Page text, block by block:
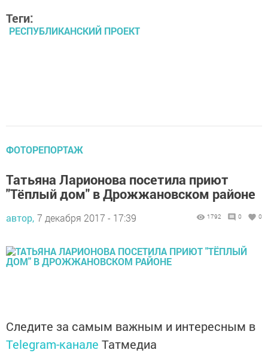
Теги:
РЕСПУБЛИКАНСКИЙ ПРОЕКТ
ФОТОРЕПОРТАЖ
Татьяна Ларионова посетила приют
"Тёплый дом" в Дрожжановском районе
автор, 7 декабря 2017 - 17:39 1792 0 0
Следите за самым важным и интересным в
Telegram-канале Татмедиа